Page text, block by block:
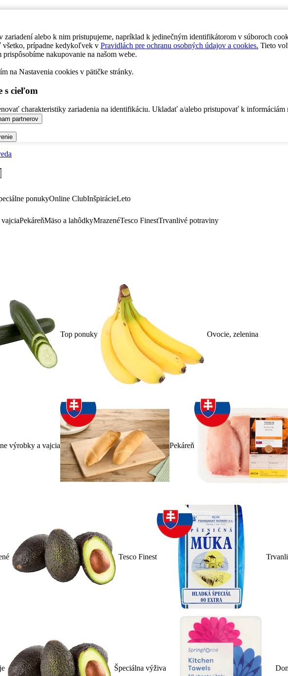
alebo k nim pristupujeme, napríklad k jedinečným identifikátorom v súboroch
prípadne kedykoľvek v Pravidlách pre ochranu osobných údajov a cookies. Tieto
nakupovanie na našom webe.
na Nastavenia cookies v pätičke stránky.
s cieľom
charakteristiky zariadenia na identifikáciu. Ukladať a/alebo pristupovať k informáciám
partnerov
ponukyOnline ClubInšpirácieLeto
PekáreňMäso a lahôdkyMrazenéTesco FinestTrvanlivé potraviny
Top ponuky Ovocie, zelenina
výrobky a vajcia Pekáreň
Tesco Finest
Špeciálna výživa